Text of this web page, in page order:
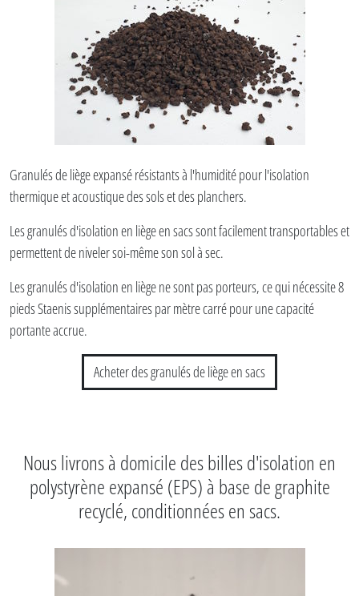
Granulés de liège expansé résistants à l'humidité pour l'isolation
thermique et acoustique des sols et des planchers.
Les granulés d'isolation en liège en sacs sont facilement transportables et
permettent de niveler soi-même son sol à sec.
Les granulés d'isolation en liège ne sont pas porteurs, ce qui nécessite 8
pieds Staenis supplémentaires par mètre carré pour une capacité
portante accrue.
Acheter des granulés de liège en sacs
Nous livrons à domicile des billes d'isolation en
polystyrène expansé (EPS) à base de graphite
recyclé, conditionnées en sacs.